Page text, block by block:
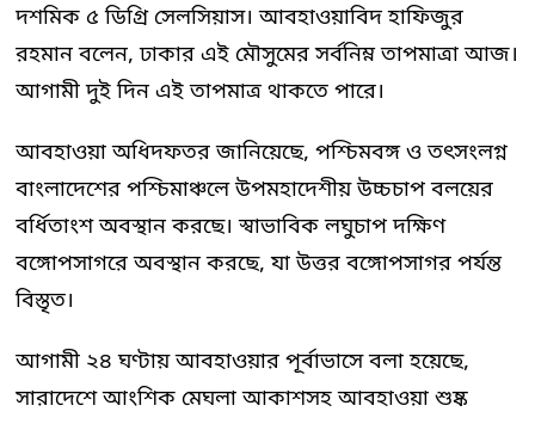
দশমিক ৫ ডিগ্রি সেলসিয়াস। আবহাওয়াবিদ হাফিজুর
রহমান বলেন, ঢাকার এই মৌসুমের সর্বনিম্ন তাপমাত্রা আজ।
আগামী দুই দিন এই তাপমাত্র থাকতে পারে।
আবহাওয়া অধিদফতর জানিয়েছে, পশ্চিমবঙ্গ ও তৎসংলগ্ন
বাংলাদেশের পশ্চিমাঞ্চলে উপমহাদেশীয় উচ্চচাপ বলয়ের
বর্ধিতাংশ অবস্থান করছে। স্বাভাবিক লঘুচাপ দক্ষিণ
বঙ্গোপসাগরে অবস্থান করছে, যা উত্তর বঙ্গোপসাগর পর্যন্ত
বিস্তৃত।
আগামী ২৪ ঘণ্টায় আবহাওয়ার পূর্বাভাসে বলা হয়েছে,
সারাদেশে আংশিক মেঘলা আকাশসহ আবহাওয়া শুষ্ক